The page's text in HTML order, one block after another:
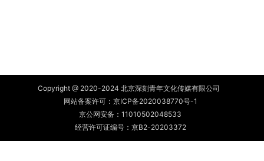
Copyright @ 2020-2024 北京深刻青年文化传媒有限公司
网站备案许可： 京ICP备2020038770号-1
京公网安备： 11010502048533
经营许可证编号：京B2-20203372